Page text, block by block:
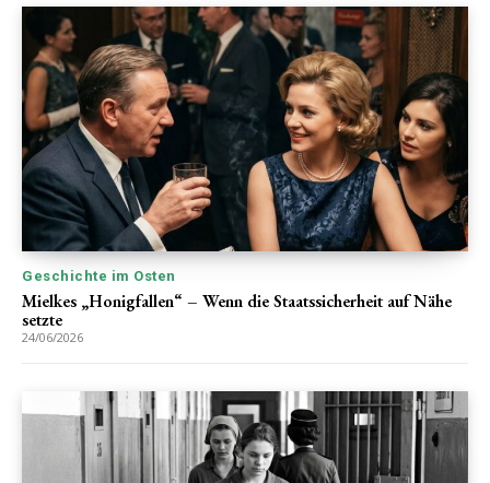
Geschichte im Osten
Mielkes „Honigfallen“ – Wenn die Staatssicherheit auf Nähe
setzte
24/06/2026